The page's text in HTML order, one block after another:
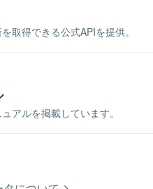
取得できる公式APIを提供。
アルを掲載しています。